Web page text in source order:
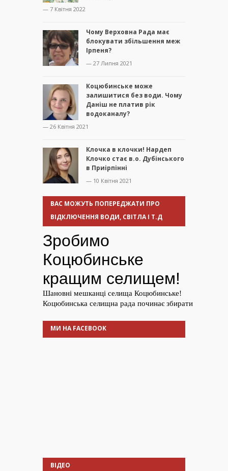
— 7 Квітня 2022
Чому Верховна Рада має
блокувати збільшення меж
Ірпеня?
— 27 Липня 2021
Коцюбинське може
залишитися без води. Чому
Даніш не платив рік
водоканалу?
— 26 Квітня 2021
Клочка в клочки! Нардеп
Клочко стає в.о. Дубінського
в Приірпінні
— 10 Квітня 2021
ВАС МОЖУТЬ ПОПЕРЕДЖАТИ ПРО
ВІДКЛЮЧЕННЯ ВОДИ, СВІТЛА І Т.Д
МИ НА FACEBOOK
ВІДЕО